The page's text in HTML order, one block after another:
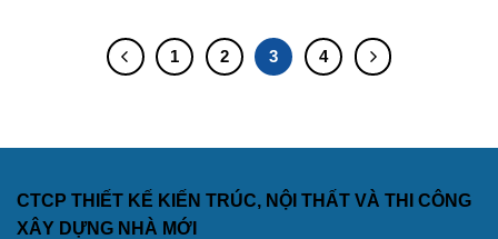
1 2 3 4
CTCP THIẾT KẾ KIẾN TRÚC, NỘI THẤT VÀ THI CÔNG
XÂY DỰNG NHÀ MỚI